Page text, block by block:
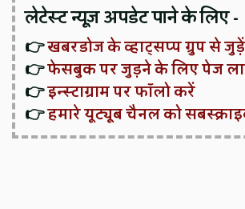
लेटेस्ट न्यूज़ अपडेट पाने के लिए -
👉खबरडोज के व्हाट्सप्प ग्रुप से जुड़ें
👉फेसबुक पर जुड़ने के लिए पेज
👉इन्स्टाग्राम पर फॉलो करें
👉हमारे यूट्यूब चैनल को